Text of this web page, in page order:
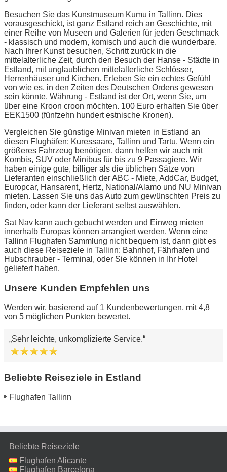
Besuchen Sie das Kunstmuseum Kumu in Tallinn. Dies
vorausgeschickt, ist ganz Estland reich an Geschichte, mit
einer Reihe von Museen und Galerien für jeden Geschmack
- klassisch und modern, komisch und auch die wunderbare.
Nach Ihrer Kunst besuchen, Schritt zurück in die
mittelalterliche Zeit, durch den Besuch der Hanse - Städte in
Estland, mit unglaublichen mittelalterliche Schlösser,
Herrenhäuser und Kirchen. Erleben Sie ein echtes Gefühl
von wie es, in den Zeiten des Deutschen Ordens gewesen
sein könnte. Währung - Estland ist der Ort, wenn Sie, um
über eine Kroon croon möchten. 100 Euro erhalten Sie über
EEK1500 (fünfzehn hundert estnische Kronen).
Vergleichen Sie günstige Minivan mieten in Estland an
diesen Flughäfen: Kuressaare, Tallinn und Tartu. Wenn ein
größeres Fahrzeug benötigen, dann helfen wir auch mit
Kombis, SUV oder Minibus für bis zu 9 Passagiere. Wir
haben einige gute, billiger als die üblichen Sätze von
Lieferanten einschließlich der ABC - Miete, AddCar, Budget,
Europcar, Hansarent, Hertz, National/Alamo und NU Minivan
mieten. Lassen Sie uns das Auto zum gewünschten Preis zu
finden, oder kann der Lieferant selbst auswählen.
Sat Nav kann auch gebucht werden und Einweg mieten
innerhalb Europas können arrangiert werden. Wenn eine
Tallinn Flughafen Sammlung nicht bequem ist, dann gibt es
auch diese Reiseziele in Tallinn: Bahnhof, Fährhafen und
Hubschrauber - Terminal, oder Sie können in Ihr Hotel
geliefert haben.
Unsere Kunden Empfehlen uns
Werden wir, basierend auf 1 Kundenbewertungen, mit 4,8
von 5 möglichen Punkten bewertet.
Sehr leichte, unkomplizierte Service.
Beliebte Reiseziele in Estland
Flughafen Tallinn
Beliebte Reiseziele
Flughafen Alicante
Flughafen Barcelona